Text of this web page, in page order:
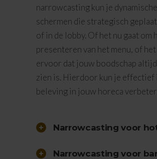
narrowcasting kun je
schermen die strategisch
of in de lobby. Of het nu gaat
presenteren van het menu, of
ervoor dat jouw boodschap
zien is. Hierdoor kun je effectief
beleving in jouw horeca
Narrowcasting voor
Narrowcasting voor